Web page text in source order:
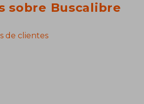
sobre Buscalibre
de clientes